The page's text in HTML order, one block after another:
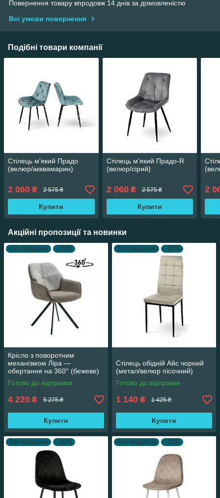
Повернення товару впродовж 14 днів за домовленістю
Всі умови повернення
Подібні товари компанії
Стілець м'який Прадо
(велюр/акквамарин)
2 060 ₴ 2 575 ₴
Купити
Стілець м'який Прадо-R
(велюр/сірий)
2 060₴ 2 575 ₴
Купити
2
Акційні пропозиції та новинки
Топ продажів –20%
Крісло з поворотним
механізмом Ліра —
обертання на 360° (бежеве)
Готово до відправки
4 220 ₴ 5 275 ₴
Купити
Топ продажів –20%
Стілець обідній Айс чорний
(метал/велюр пісочний)
Готово до відправки
1 140 ₴ 1 425 ₴
Купити
Топ продажів –20% Топ продажів –20%